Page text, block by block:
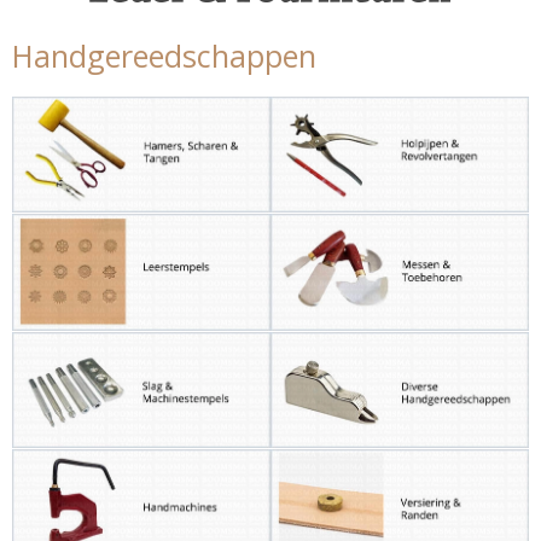
Handgereedschappen